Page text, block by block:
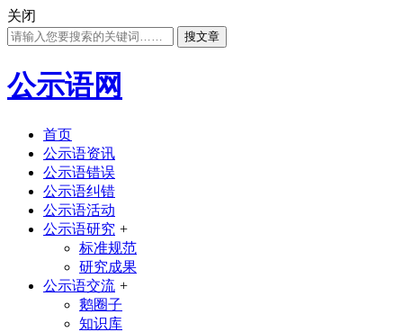
关闭
搜文章
公示语网
首页
公示语资讯
公示语错误
公示语纠错
公示语活动
公示语研究 +
标准规范
研究成果
公示语交流 +
鹅圈子
知识库